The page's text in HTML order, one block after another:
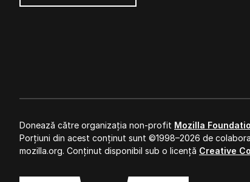
Reclame
Donează către organizația non-profit Mozilla
Porțiuni din acest conținut sunt ©1998–2026 de
mozilla.org. Conținut disponibil sub o licență Creative